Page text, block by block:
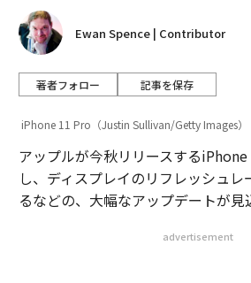
Ewan Spence | Contributor
著者フォロー 記事を保存
iPhone 11 Pro（Justin Sullivan/Getty Images）
アップルが今秋リリースする
し、ディスプレイのリフレッシュレ
るなどの、大幅なアップデートが見
advertisement